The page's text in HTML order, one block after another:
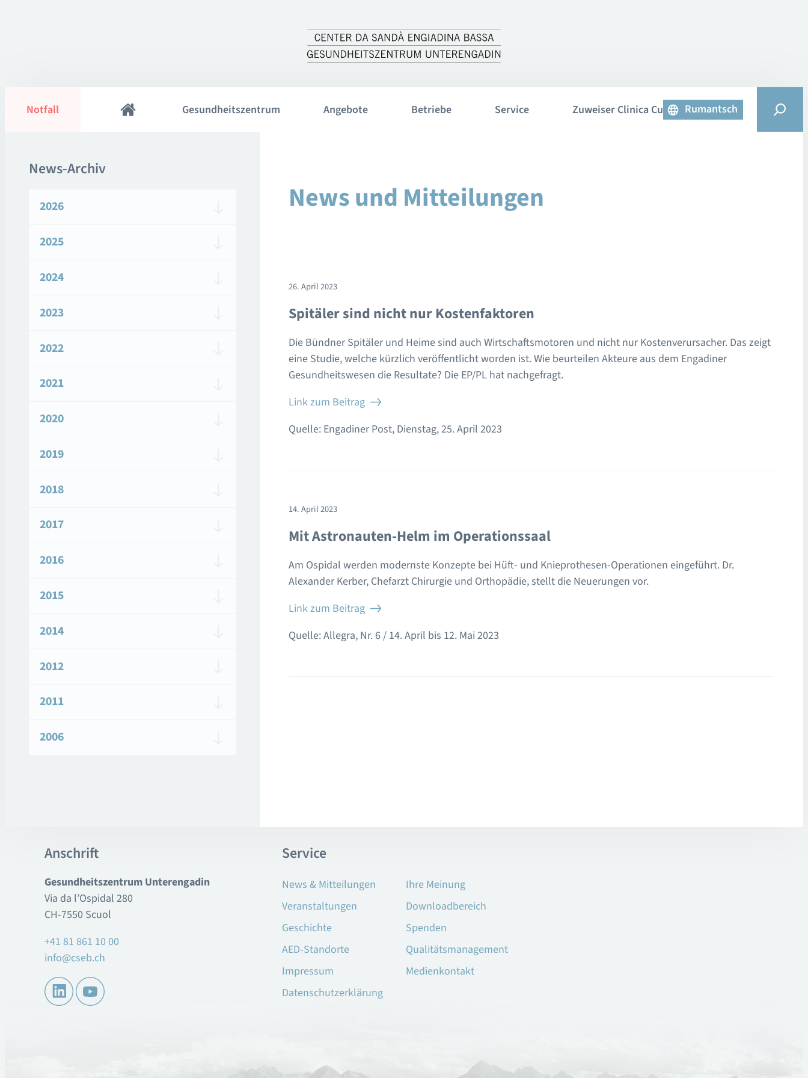
Notfall Gesundheitszentrum Angebote Betriebe Service Zuweiser Clinica CurativaRumantsch
News und Mitteilungen
26. April 2023
Spitäler sind nicht nur Kostenfaktoren
Die Bündner Spitäler und Heime sind auch Wirtschaftsmotoren und nicht nur Kostenverursacher. Das zeigt
eine Studie, welche kürzlich veröffentlicht worden ist. Wie beurteilen Akteure aus dem Engadiner
Gesundheitswesen die Resultate? Die EP/PL hat nachgefragt.
Link zum Beitrag
Quelle: Engadiner Post, Dienstag, 25. April 2023
14. April 2023
Mit Astronauten-Helm im Operationssaal
Am Ospidal werden modernste Konzepte bei Hüft- und Knieprothesen-Operationen eingeführt. Dr.
Alexander Kerber, Chefarzt Chirurgie und Orthopädie, stellt die Neuerungen vor.
Link zum Beitrag
Quelle: Allegra, Nr. 6 / 14. April bis 12. Mai 2023
News-Archiv
2026
2025
2024
2023
2022
2021
2020
2019
2018
2017
2016
2015
2014
2012
2011
2006
Anschrift
Gesundheitszentrum Unterengadin
Via da l’Ospidal 280
CH-7550 Scuol
+41 81 861 10 00
info@cseb.ch
Service
News & Mitteilungen
Veranstaltungen
Geschichte
AED-Standorte
Impressum
Datenschutzerklärung
Ihre Meinung
Downloadbereich
Spenden
Qualitätsmanagement
Medienkontakt